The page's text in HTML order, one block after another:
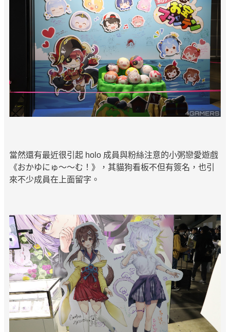
當然還有最近很引起 holo 成員與粉絲注意的小粥戀愛遊戲
《おかゆにゅ〜〜む！》，其貓狗看板不但有簽名，也引
來不少成員在上面留字。